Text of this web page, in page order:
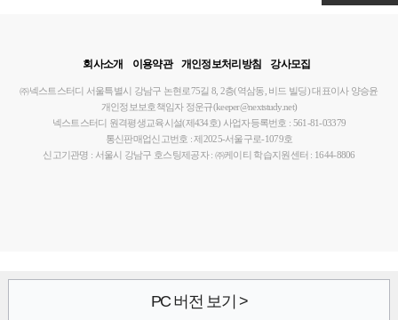
회사소개 이용약관 개인정보처리방침 강사모집
㈜넥스트스터디 서울특별시 강남구 논현로75길 8, 2층(역삼동, 비드 빌딩)대표이사 양승윤
개인정보보호책임자 정운규(keeper@nextstudy.net)
넥스트스터디 원격평생교육시설(제434호) 사업자등록번호 : 561-81-03379
통신판매업신고번호 : 제2025-서울구로-1079호
신고기관명 : 서울시 강남구 호스팅제공자 : ㈜케이티 학습지원센터 : 1644-8806
PC 버전 보기 >